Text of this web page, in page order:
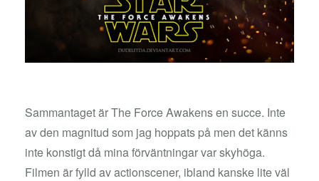
Sammantaget är The Force Awakens en succe. Inte
av den magnitud som jag hoppats på men det känns
inte konstigt då mina förväntningar var skyhöga.
Filmen är fylld av actionscener, ibland kanske lite väl